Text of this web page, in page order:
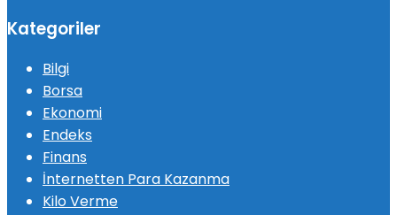
Kategoriler
Bilgi
Borsa
Ekonomi
Endeks
Finans
İnternetten Para Kazanma
Kilo Verme